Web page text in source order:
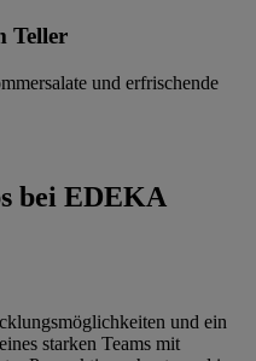
Teller
und erfrischende
bei EDEKA
und ein
starken Teams mit